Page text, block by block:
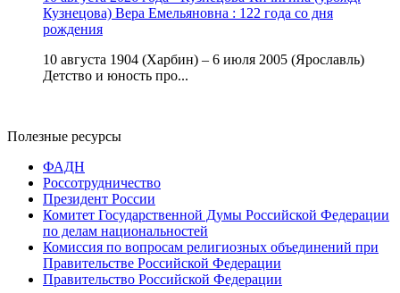
Кузнецова) Вера Емельяновна : 122 года со дня
рождения
10 августа 1904 (Харбин) – 6 июля 2005 (Ярославль)
Детство и юность про...
Полезные ресурсы
ФАДН
Россотрудничество
Президент России
Комитет Государственной Думы Российской Федерации
по делам национальностей
Комиссия по вопросам религиозных объединений при
Правительстве Российской Федерации
Правительство Российской Федерации